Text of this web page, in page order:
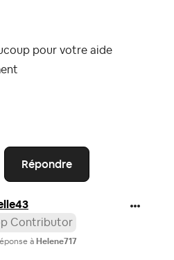
pour votre aide
Répondre
Contributor
à Helene717